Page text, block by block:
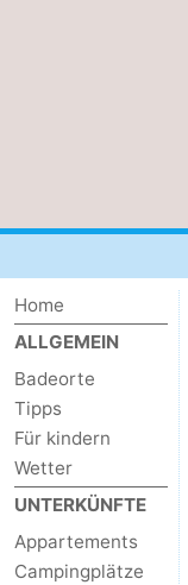
Home
ALLGEMEIN
Badeorte
Tipps
Für kindern
Wetter
UNTERKÜNFTE
Appartements
Campingplätze